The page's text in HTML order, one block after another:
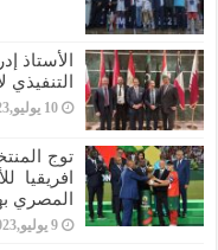
الأستاذ
التنفيذي
10 يوليو,2023
افريقيا
المصري
9 يوليو,2023